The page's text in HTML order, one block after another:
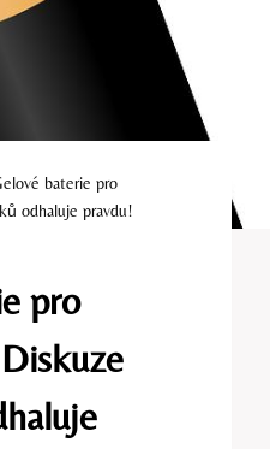
baterie pro
odhaluje pravdu!
pro